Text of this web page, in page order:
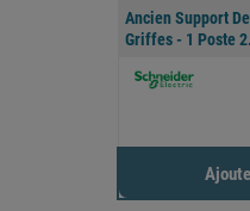
Ancien Support
Griffes - 1 Poste